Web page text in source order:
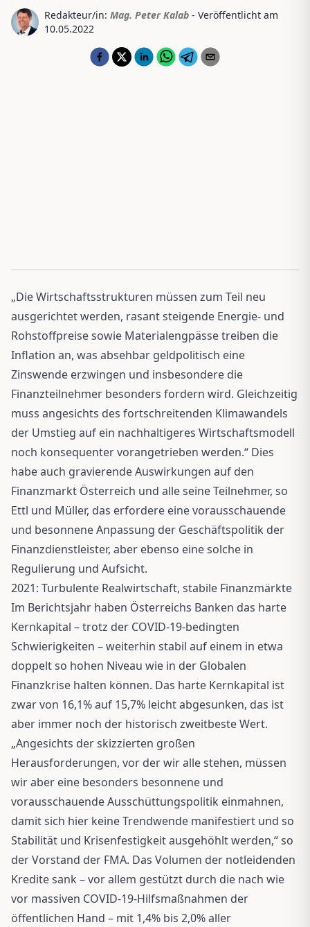
Redakteur/in: Mag. Peter Kalab - Veröffentlicht am
10.05.2022
„Die Wirtschaftsstrukturen müssen zum Teil neu
ausgerichtet werden, rasant steigende Energie- und
Rohstoffpreise sowie Materialengpässe treiben die
Inflation an, was absehbar geldpolitisch eine
Zinswende erzwingen und insbesondere die
Finanzteilnehmer besonders fordern wird. Gleichzeitig
muss angesichts des fortschreitenden Klimawandels
der Umstieg auf ein nachhaltigeres Wirtschaftsmodell
noch konsequenter vorangetrieben werden.“ Dies
habe auch gravierende Auswirkungen auf den
Finanzmarkt Österreich und alle seine Teilnehmer, so
Ettl und Müller, das erfordere eine vorausschauende
und besonnene Anpassung der Geschäftspolitik der
Finanzdienstleister, aber ebenso eine solche in
Regulierung und Aufsicht.
2021: Turbulente Realwirtschaft, stabile Finanzmärkte
Im Berichtsjahr haben Österreichs Banken das harte
Kernkapital – trotz der COVID-19-bedingten
Schwierigkeiten – weiterhin stabil auf einem in etwa
doppelt so hohen Niveau wie in der Globalen
Finanzkrise halten können. Das harte Kernkapital ist
zwar von 16,1% auf 15,7% leicht abgesunken, das ist
aber immer noch der historisch zweitbeste Wert.
„Angesichts der skizzierten großen
Herausforderungen, vor der wir alle stehen, müssen
wir aber eine besonders besonnene und
vorausschauende Ausschüttungspolitik einmahnen,
damit sich hier keine Trendwende manifestiert und so
Stabilität und Krisenfestigkeit ausgehöhlt werden,“ so
der Vorstand der FMA. Das Volumen der notleidenden
Kredite sank – vor allem gestützt durch die nach wie
vor massiven COVID-19-Hilfsmaßnahmen der
öffentlichen Hand – mit 1,4% bis 2,0% aller